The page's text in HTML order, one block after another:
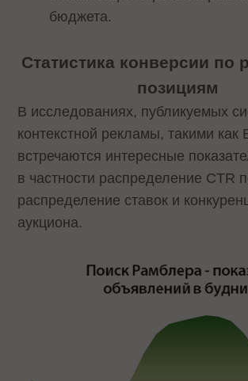
бюджета.
Статистика конверсии по
позициям
В исследованиях, публикуемых
контекстной рекламы, такими как
встречаются интересные
в частности распределение CTR
распределение ставок и
аукциона.